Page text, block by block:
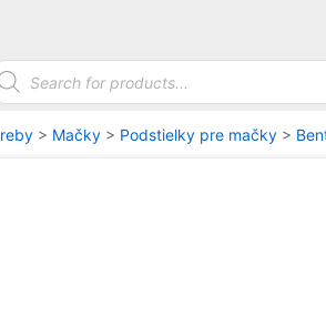
search
> Mačky > Podstielky pre mačky >